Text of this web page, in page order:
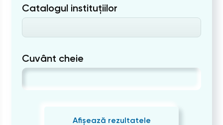
Catalogul instituțiilor
Cuvânt cheie
Afișează rezultatele